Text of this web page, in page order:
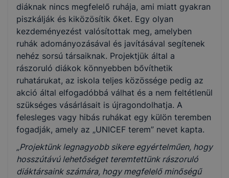
diáknak nincs megfelelő ruhája, ami miatt gyakran
piszkálják és kiközösítik őket. Egy olyan
kezdeményezést valósítottak meg, amelyben
ruhák adományozásával és javításával segítenek
nehéz sorsú társaiknak. Projektjük által a
rászoruló diákok könnyebben bővíthetik
ruhatárukat, az iskola teljes közössége pedig az
akció által elfogadóbbá válhat és a nem feltétlenül
szükséges vásárlásait is újragondolhatja. A
felesleges vagy hibás ruhákat egy külön teremben
fogadják, amely az „UNICEF terem” nevet kapta.
„Projektünk legnagyobb sikere egyértelműen, hogy
hosszútávú lehetőséget teremtettünk rászoruló
diáktársaink számára, hogy megfelelő minőségű